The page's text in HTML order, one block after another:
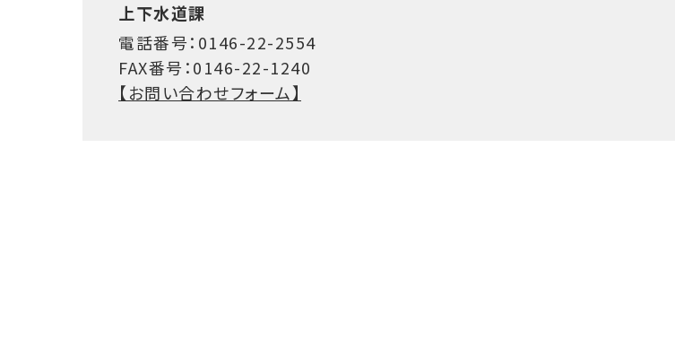
上下水道課
電話番号：0146-22-2554
FAX番号：0146-22-1240
【お問い合わせフォーム】